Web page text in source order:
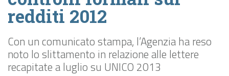
redditi 2012
Con un comunicato stampa, l’Agenzia ha reso
noto lo slittamento in relazione alle lettere
recapitate a luglio su UNICO 2013